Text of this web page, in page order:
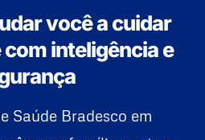
você a cuidar
com inteligência e
Saúde Bradesco em